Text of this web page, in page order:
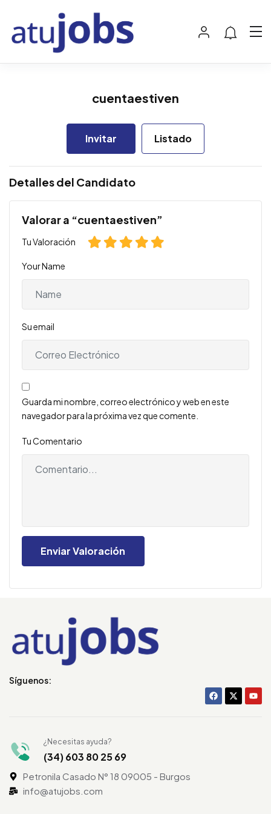
cuentaestiven
Invitar Listado
Detalles del Candidato
Valorar a “cuentaestiven”
Tu Valoración
Your Name
Su email
Guarda mi nombre, correo electrónico y web en este
navegador para la próxima vez que comente.
Tu Comentario
Síguenos:
¿Necesitas ayuda?
(34) 603 80 25 69
Petronila Casado N° 18 09005 - Burgos
info@atujobs.com